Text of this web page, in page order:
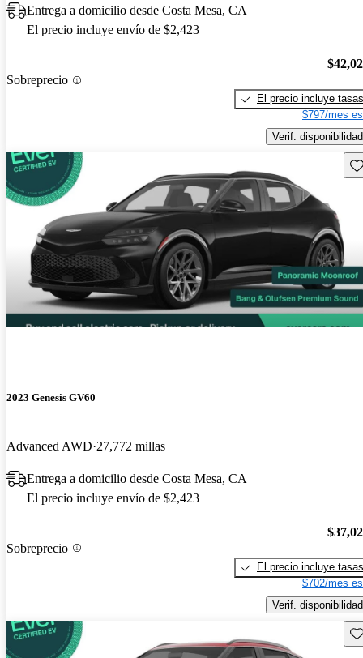
Entrega a domicilio desde Costa Mesa, CA
El precio incluye envío de $2,423
Sobreprecio
El precio incluye tasas
$797/mes
Verif. disponibilidad
2023 Genesis GV60
Advanced AWD 27,772 millas
Entrega a domicilio desde Costa Mesa, CA
El precio incluye envío de $2,423
Sobreprecio
El precio incluye tasas
$702/mes
Verif. disponibilidad